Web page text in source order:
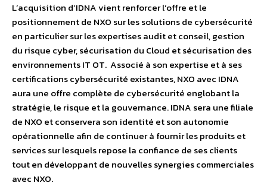
L’acquisition d’IDNA vient renforcer l’offre et le
positionnement de NXO sur les solutions de cybersécurité
en particulier sur les expertises audit et conseil, gestion
du risque cyber, sécurisation du Cloud et sécurisation des
environnements IT OT. Associé à son expertise et à ses
certifications cybersécurité existantes, NXO avec IDNA
aura une offre complète de cybersécurité englobant la
stratégie, le risque et la gouvernance. IDNA sera une filiale
de NXO et conservera son identité et son autonomie
opérationnelle afin de continuer à fournir les produits et
services sur lesquels repose la confiance de ses clients
tout en développant de nouvelles synergies commerciales
avec NXO.